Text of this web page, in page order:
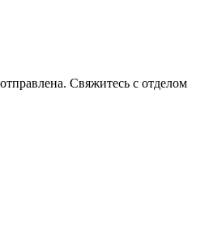
Свяжитесь с отделом